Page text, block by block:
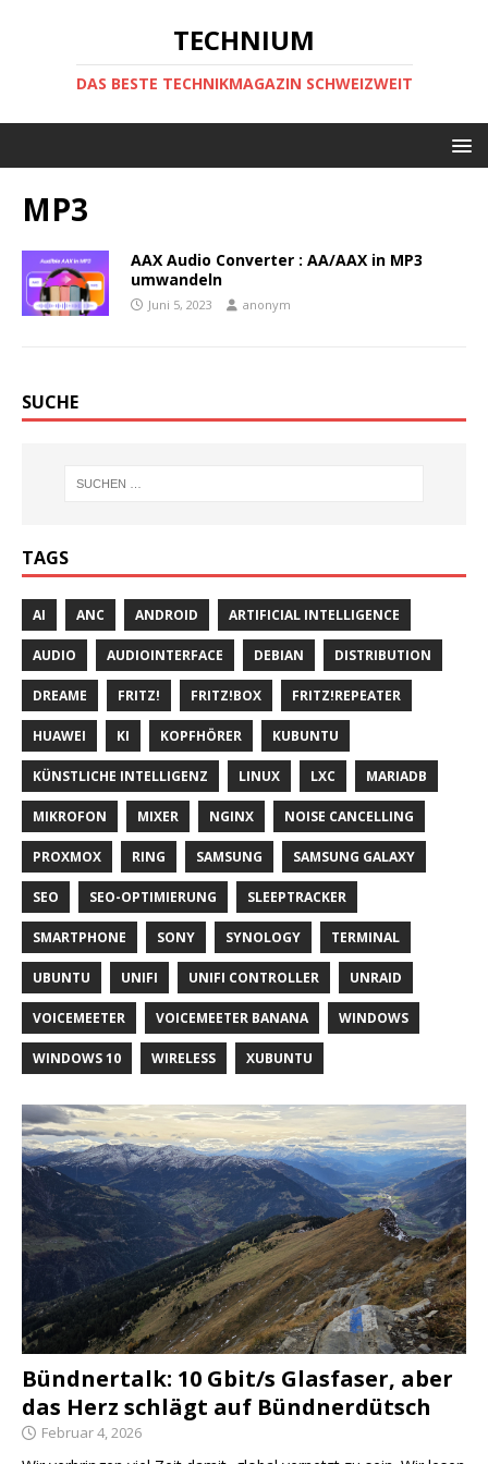
TECHNIUM
DAS BESTE TECHNIKMAGAZIN SCHWEIZWEIT
MP3
AAX Audio Converter : AA/AAX in MP3
umwandeln
Juni 5, 2023 anonym
SUCHE
TAGS
AI ANC ANDROID ARTIFICIAL INTELLIGENCE
AUDIO AUDIOINTERFACE DEBIAN DISTRIBUTION
DREAME FRITZ! FRITZ!BOX FRITZ!REPEATER
HUAWEI KI KOPFHÖRER KUBUNTU
KÜNSTLICHE INTELLIGENZ LINUX LXC MARIADB
MIKROFON MIXER NGINX NOISE CANCELLING
PROXMOX RING SAMSUNG SAMSUNG GALAXY
SEO SEO-OPTIMIERUNG SLEEPTRACKER
SMARTPHONE SONY SYNOLOGY TERMINAL
UBUNTU UNIFI UNIFI CONTROLLER UNRAID
VOICEMEETER VOICEMEETER BANANA WINDOWS
WINDOWS 10 WIRELESS XUBUNTU
Bündnertalk: 10 Gbit/s Glasfaser, aber
das Herz schlägt auf Bündnerdütsch
Februar 4, 2026